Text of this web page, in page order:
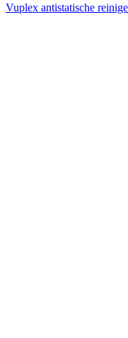
Vuplex antistatische